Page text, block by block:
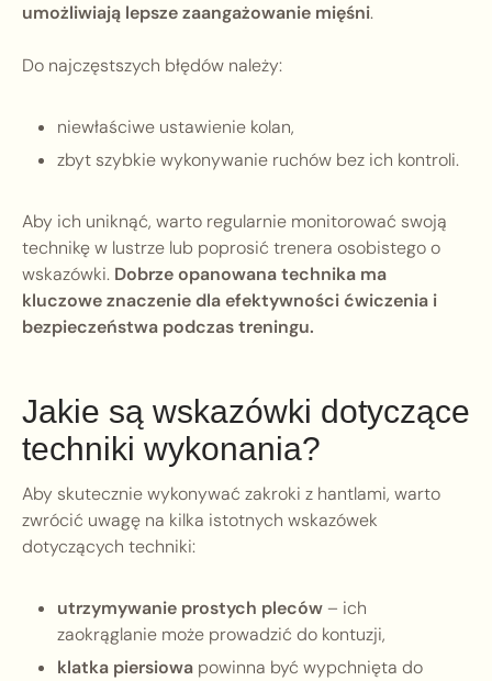
umożliwiają lepsze zaangażowanie mięśni.
Do najczęstszych błędów należy:
niewłaściwe ustawienie kolan,
zbyt szybkie wykonywanie ruchów bez ich kontroli.
Aby ich uniknąć, warto regularnie monitorować swoją
technikę w lustrze lub poprosić trenera osobistego o
wskazówki. Dobrze opanowana technika ma
kluczowe znaczenie dla efektywności ćwiczenia i
bezpieczeństwa podczas treningu.
Jakie są wskazówki dotyczące
techniki wykonania?
Aby skutecznie wykonywać zakroki z hantlami, warto
zwrócić uwagę na kilka istotnych wskazówek
dotyczących techniki:
utrzymywanie prostych pleców– ich
zaokrąglanie może prowadzić do kontuzji,
klatka piersiowa powinna być wypchnięta do